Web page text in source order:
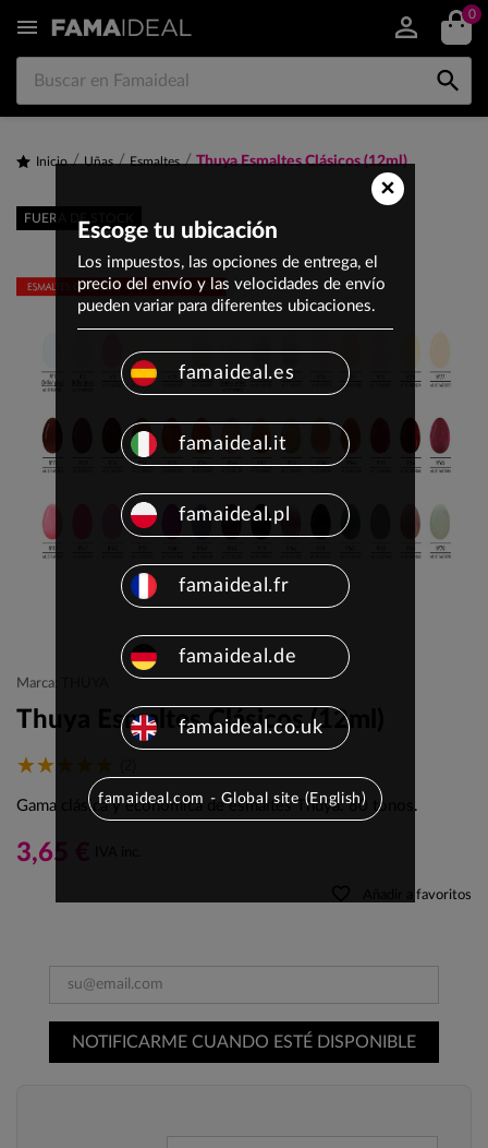
 0

FUERA DE STOCK
Inicio Uñas Esmaltes Thuya Esmaltes Clásicos (12ml)
Marca: THUYA
Thuya Esmaltes Clásicos (12ml)
Gama clásica y económica de esmaltes Thuya. 80 tonos.
3,65 €
Añadir a favoritos
NOTIFICARME CUANDO ESTÉ DISPONIBLE
×
Escoge tu ubicación
Los impuestos, las opciones de entrega, el
precio del envío y las velocidades de envío
pueden variar para diferentes ubicaciones.
famaideal.es
famaideal.it
famaideal.pl
famaideal.fr
famaideal.de
famaideal.co.uk
famaideal.com - Global site (English)